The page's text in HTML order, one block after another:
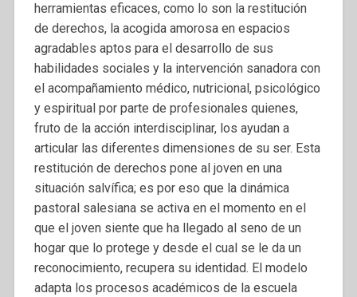
herramientas eficaces, como lo son la restitución
de derechos, la acogida amorosa en espacios
agradables aptos para el desarrollo de sus
habilidades sociales y la intervención sanadora con
el acompañamiento médico, nutricional, psicológico
y espiritual por parte de profesionales quienes,
fruto de la acción interdisciplinar, los ayudan a
articular las diferentes dimensiones de su ser. Esta
restitución de derechos pone al joven en una
situación salvífica; es por eso que la dinámica
pastoral salesiana se activa en el momento en el
que el joven siente que ha llegado al seno de un
hogar que lo protege y desde el cual se le da un
reconocimiento, recupera su identidad. El modelo
adapta los procesos académicos de la escuela